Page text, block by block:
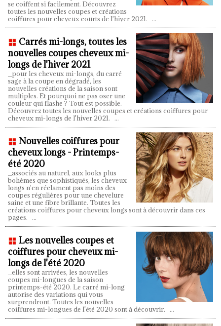
se coiffent si facilement. Découvrez
toutes les nouvelles coupes et créations
coiffures pour cheveux courts de l'hiver 2021. ...
Carrés mi-longs, toutes les
nouvelles coupes cheveux mi-
longs de l'hiver 2021
_pour les cheveux mi-longs, du carré
sage à la coupe en dégradé, les
nouvelles créations de la saison sont
multiples. Et pourquoi ne pas oser une
couleur qui flashe ? Tout est possible.
Découvrez toutes les nouvelles coupes et créations coiffures pour
cheveux mi-longs de l'hiver 2021. ...
Nouvelles coiffures pour
cheveux longs - Printemps-
été 2020
_associés au naturel, aux looks plus
bohèmes que sophistiqués, les cheveux
longs n'en réclament pas moins des
coupes régulières pour une chevelure
saine et une fibre brillante. Toutes les
créations coiffures pour cheveux longs sont à découvrir dans ces
pages. ...
Les nouvelles coupes et
coiffures pour cheveux mi-
longs de l'été 2020
_elles sont arrivées, les nouvelles
coupes mi-longues de la saison
printemps-été 2020. Le carré mi-long
autorise des variations qui vous
surprendront. Toutes les nouvelles
coiffures mi-longues de l'été 2020 sont à découvrir. ...